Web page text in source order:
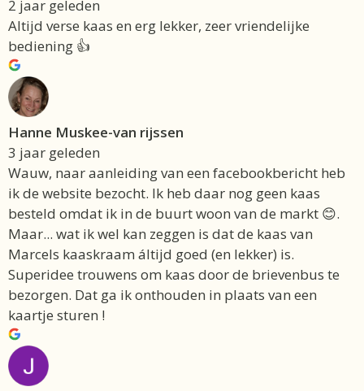
2 jaar geleden
Altijd verse kaas en erg lekker, zeer vriendelijke
bediening 👍
Hanne Muskee-van rijssen
3 jaar geleden
Wauw, naar aanleiding van een facebookbericht heb
ik de website bezocht. Ik heb daar nog geen kaas
besteld omdat ik in de buurt woon van de markt 😊.
Maar... wat ik wel kan zeggen is dat de kaas van
Marcels kaaskraam áltijd goed (en lekker) is.
Superidee trouwens om kaas door de brievenbus te
bezorgen. Dat ga ik onthouden in plaats van een
kaartje sturen !